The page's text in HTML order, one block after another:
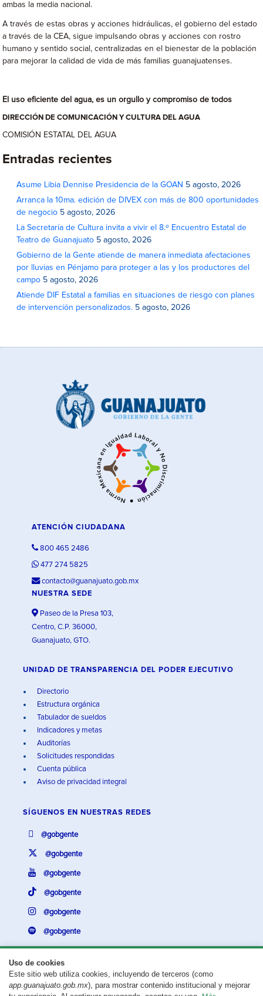
ambas la media nacional.
A través de estas obras y acciones hidráulicas, el gobierno del estado
a través de la CEA, sigue impulsando obras y acciones con rostro
humano y sentido social, centralizadas en el bienestar de la población
para mejorar la calidad de vida de más familias guanajuatenses.
El uso eficiente del agua, es un orgullo y compromiso de todos
DIRECCIÓN DE COMUNICACIÓN Y CULTURA DEL AGUA
COMISIÓN ESTATAL DEL AGUA
Entradas recientes
Asume Libia Dennise Presidencia de la GOAN 5 agosto, 2026
Arranca la 10ma. edición de DIVEX con más de 800 oportunidades
de negocio 5 agosto, 2026
La Secretaría de Cultura invita a vivir el 8.º Encuentro Estatal de
Teatro de Guanajuato 5 agosto, 2026
Gobierno de la Gente atiende de manera inmediata afectaciones
por lluvias en Pénjamo para proteger a las y los productores del
campo 5 agosto, 2026
Atiende DIF Estatal a familias en situaciones de riesgo con planes
de intervención personalizados. 5 agosto, 2026
Uso de cookies
Este sitio web utiliza cookies, incluyendo de terceros (como
app.guanajuato.gob.mx), para mostrar contenido institucional y mejorar
ATENCIÓN CIUDADANA
800 465 2486
477 274 5825
contacto@guanajuato.gob.mx
NUESTRA SEDE
Paseo de la Presa 103,
Centro, C.P. 36000,
Guanajuato, GTO.
UNIDAD DE TRANSPARENCIA DEL PODER EJECUTIVO
Directorio
Estructura orgánica
Tabulador de sueldos
Indicadores y metas
Auditorías
Solicitudes respondidas
Cuenta pública
Aviso de privacidad integral
SÍGUENOS EN NUESTRAS REDES
@gobgente
@gobgente
@gobgente
@gobgente
@gobgente
@gobgente
¿Existe algún problema con esta página?Repórtalo aquí.